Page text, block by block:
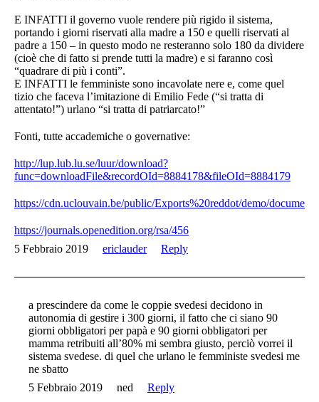
E INFATTI il governo vuole rendere più rigido il sistema,
portando i giorni riservati alla madre a 150 e quelli riservati al
padre a 150 – in questo modo ne resteranno solo 180 da dividere
(cioè che di fatto si prende tutti la madre) e si faranno così
“quadrare di più i conti”.
E INFATTI le femministe sono incavolate nere e, come quel
tizio che faceva l’imitazione di Emilio Fede (“si tratta di
attentato!”) urlano “si tratta di patriarcato!”
Fonti, tutte accademiche o governative:
http://lup.lub.lu.se/luur/download?
func=downloadFile&recordOId=8884178&fileOId=8884179
https://cdn.uclouvain.be/public/Exports%20reddot/demo/
https://journals.openedition.org/rsa/456
5 Febbraio 2019
ericlauder Reply
a prescindere da come le coppie svedesi decidono in
autonomia di gestire i 300 giorni, il fatto che ci siano 90
giorni obbligatori per papà e 90 giorni obbligatori per
mamma retribuiti all’80% mi sembra giusto, perciò vorrei il
sistema svedese. di quel che urlano le femministe svedesi me
ne sbatto
5 Febbraio 2019
ned Reply